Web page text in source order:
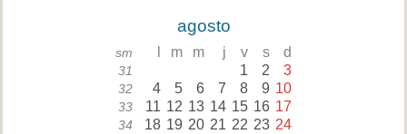
agosto
sm m m j v s d
31 1 2 3
32 4 5 6 7 8 9 10
33 11 12 13 14 15 16 17
34 18 19 20 21 22 23 24